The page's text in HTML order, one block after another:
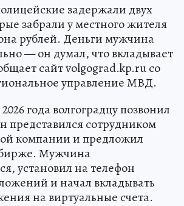
задержали двух
забрали у местного жителя
рублей. Деньги мужчина
— он думал, что вкладывает
сайт volgograd.kp.ru со
управление МВД.
года волгоградцу позвонил
представился сотрудником
компании и предложил
бирже. Мужчина
установил на телефон
и начал вкладывать
на виртуальные счета.